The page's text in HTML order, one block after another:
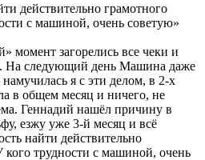
действительно грамотного
с машиной, очень советую»
момент загорелись все чеки и
На следующий день Машина даже
намучилась я с эти делом, в 2-х
в общем месяц и ничего, не
Геннадий нашёл причину в
езжу уже 3-й месяц и всё
найти действительно
кого трудности с машиной, очень